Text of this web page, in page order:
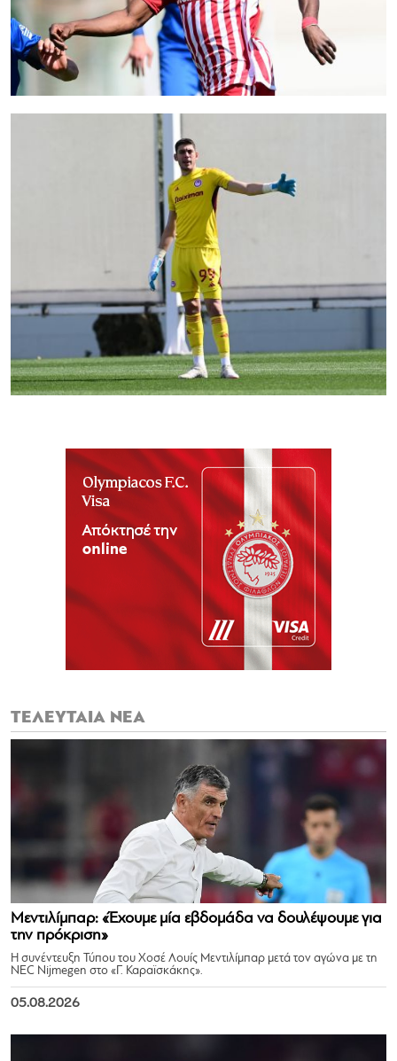
ΤΕΛΕΥΤΑΙΑ ΝΕΑ
Μεντιλίμπαρ: «Έχουμε μία εβδομάδα να δουλέψουμε για
την πρόκριση»
Η συνέντευξη Τύπου του Χοσέ Λουίς Μεντιλίμπαρ μετά τον αγώνα με τη
NEC Nijmegen στο «Γ. Καραϊσκάκης».
05.08.2026